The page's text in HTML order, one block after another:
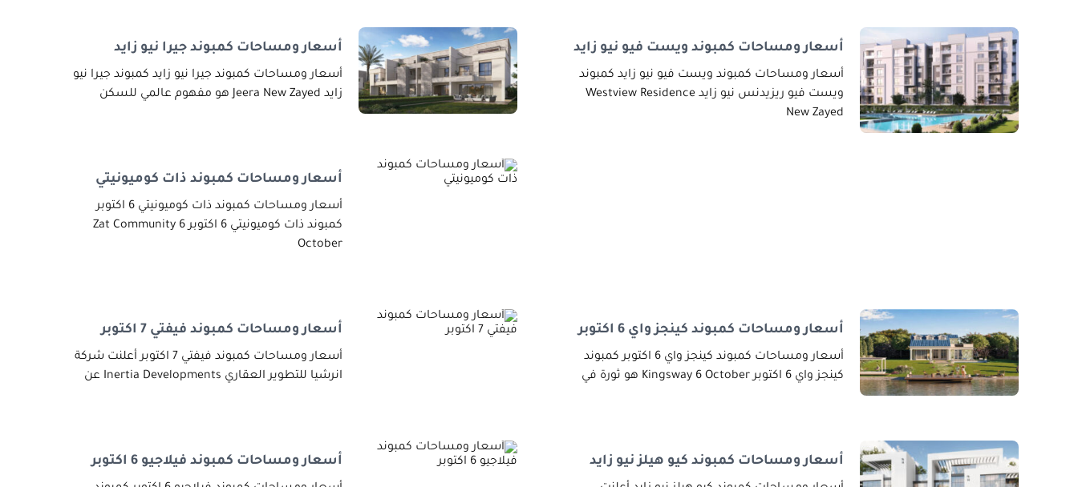
أسعار ومساحات كمبوند ويست فيو نيو زايد
أسعار ومساحات كمبوند ويست فيو نيو زايد كمبوند
ويست فيو ريزيدنس نيو زايد Westview Residence
New Zayed
أسعار ومساحات كمبوند جيرا نيو زايد
أسعار ومساحات كمبوند جيرا نيو زايد كمبوند جيرا نيو
زايد Jeera New Zayed هو مفهوم عالمي للسكن
أسعار ومساحات كمبوند ذات كوميونيتي
أسعار ومساحات كمبوند ذات كوميونيتي 6 اكتوبر
كمبوند ذات كوميونيتي 6 اكتوبر Zat Community 6
October
أسعار ومساحات كمبوند كينجز واي 6 اكتوبر
أسعار ومساحات كمبوند كينجز واي 6 اكتوبر كمبوند
كينجز واي 6 اكتوبر Kingsway 6 October هو ثورة في
أسعار ومساحات كمبوند فيفتي 7 اكتوبر
أسعار ومساحات كمبوند فيفتي 7 اكتوبر أعلنت شركة
انرشيا للتطوير العقاري Inertia Developments عن
أسعار ومساحات كمبوند كيو هيلز نيو زايد أسعار ومساحات كمبوند فيلاجيو 6 اكتوبر